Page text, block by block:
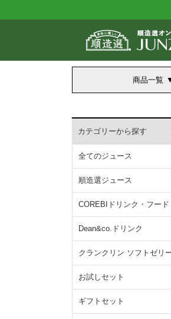
商品一覧
カテゴリーから探す
全てのジュース
順造選ジュース
COREBIドリンク・フード
Dean&co.ドリンク
クランクリン ソフトゼリ
お試しセット
ギフトセット